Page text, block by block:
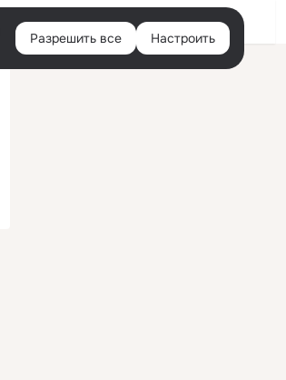
Войти
Разрешить все Настроить